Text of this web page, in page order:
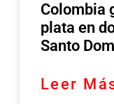
Colombia
plata en
Santo
Leer